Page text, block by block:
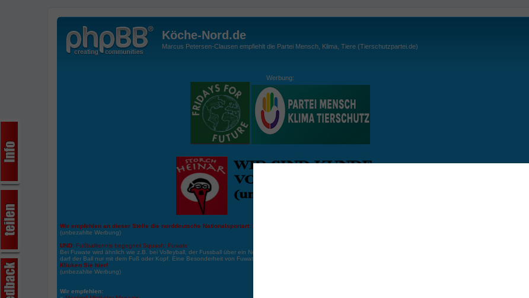
Köche-Nord.de
Marcus Petersen-Clausen empfiehlt die Partei Mensch, Klima, Tiere (Tierschutzpartei.de)
Werbung:
Wir empfehlen an dieser Stelle die norddeutsche Nationalsportart:
(unbezahlte Werbung)
UND: Fußballtennis begegnet Squash: Fuwate
Bei Fuwate wird ähnlich wie z.B. bei Volleyball, der Fussball über ein Netz gespielt. Wichtig: der Ball darf zu keiner Zeit den Boden berühren. Gespielt werden
darf der Ball nur mit dem Fuß oder Kopf. Eine Besonderheit von Fuwate ist, dass der Ball ähnlich wie beim Squash, auch über die Wände gespielt werden darf.
Klicken Sie hier!
(unbezahlte Werbung)
Wir empfehlen: